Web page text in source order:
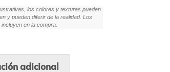
los colores y texturas pueden
y pueden diferir de la realidad. Los
en la compra.
adicional